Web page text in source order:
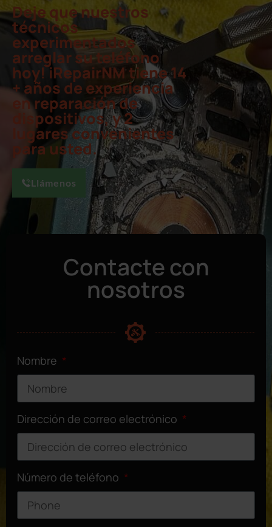
Deje que nuestros
técnicos
experimentados
arreglar su teléfono
hoy! iRepairNM tiene 14
+ años de experiencia
en reparación de
dispositivos, y 2
lugares convenientes
para usted.
Llámenos
Contacte con
nosotros
Nombre
Dirección de correo electrónico
Número de teléfono